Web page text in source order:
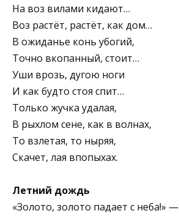
На воз вилами кидают…
Воз растёт, растёт, как дом…
В ожиданье конь убогий,
Точно вкопанный, стоит…
Уши врозь, дугою ноги
И как будто стоя спит…
Только жучка удалая,
В рыхлом сене, как в волнах,
То взлетая, то ныряя,
Скачет, лая впопыхах.
Летний дождь
«Золото, золото падает с неба!» —